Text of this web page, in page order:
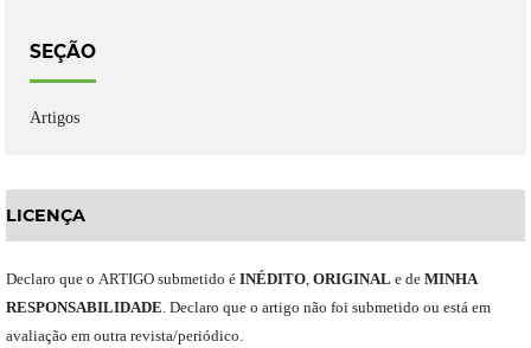
SEÇÃO
Artigos
LICENÇA
Declaro que o ARTIGO submetido é INÉDITO, ORIGINAL ede MINHA
RESPONSABILIDADE Declaro que o artigo não foi submetido ou está em
avaliação em outra revista/periódico.